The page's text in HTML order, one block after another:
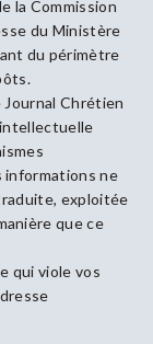
la Commission
du Ministère
du périmètre
Chrétien
informations ne
exploitée
que ce
qui viole vos